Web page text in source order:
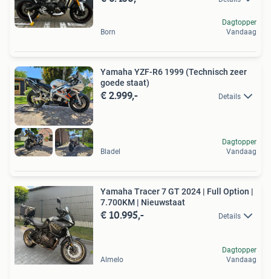
Born
Dagtopper
Vandaag
Yamaha YZF-R6 1999 (Technisch zeer
goede staat)
€ 2.999,- Details
Bladel
Dagtopper
Vandaag
Yamaha Tracer 7 GT 2024 | Full Option |
7.700KM | Nieuwstaat
€ 10.995,- Details
Almelo
Dagtopper
Vandaag